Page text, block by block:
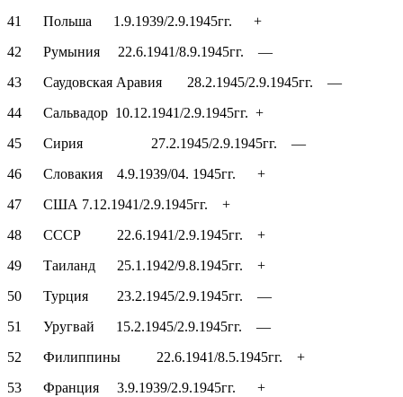
41 Польша 1.9.1939/2.9.1945гг. +
42 Румыния 22.6.1941/8.9.1945гг. —
43 Саудовская Аравия 28.2.1945/2.9.1945гг. —
44 Сальвадор 10.12.1941/2.9.1945гг. +
45 Сирия 27.2.1945/2.9.1945гг. —
46 Словакия 4.9.1939/04. 1945гг. +
47 США 7.12.1941/2.9.1945гг. +
48 СССР 22.6.1941/2.9.1945гг. +
49 Таиланд 25.1.1942/9.8.1945гг. +
50 Турция 23.2.1945/2.9.1945гг. —
51 Уругвай 15.2.1945/2.9.1945гг. —
52 Филиппины 22.6.1941/8.5.1945гг. +
53 Франция 3.9.1939/2.9.1945гг. +